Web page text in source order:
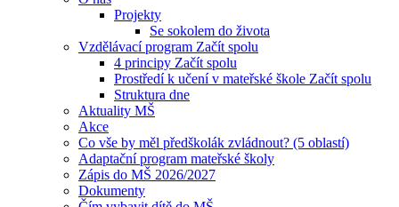
Projekty
Se sokolem do života
Vzdělávací program Začít spolu
4 principy Začít spolu
Prostředí k učení v mateřské škole Začít spolu
Struktura dne
Aktuality MŠ
Akce
Co vše by měl předškolák zvládnout? (5 oblastí)
Adaptační program mateřské školy
Zápis do MŠ 2026/2027
Dokumenty